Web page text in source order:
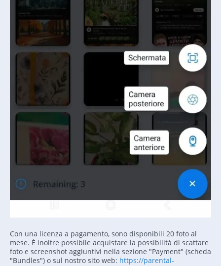
Con una licenza a pagamento, sono disponibili 20 foto al
mese. È inoltre possibile acquistare la possibilità di scattare
foto e screenshot aggiuntivi nella sezione "Payment" (scheda
"Bundles") o sul nostro sito web: https://parental-